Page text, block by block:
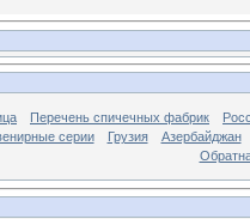
Перечень спичечных фабрик
серии Грузия
Азербайджан